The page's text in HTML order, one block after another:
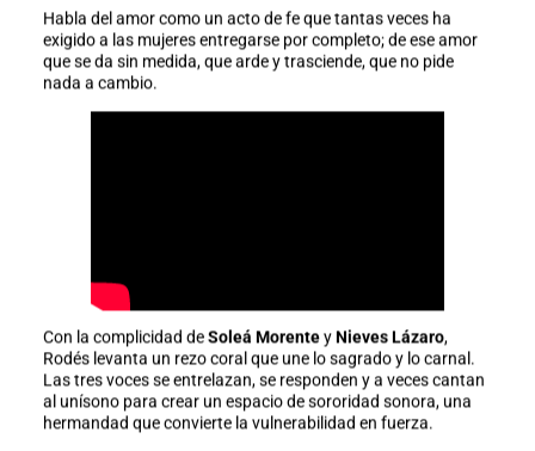
Habla del amor como un acto de fe que tantas veces ha
exigido a las mujeres entregarse por completo; de ese amor
que se da sin medida, que arde y trasciende, que no pide
nada a cambio.
Con la complicidad deSoleá Morentey Nieves Lázaro,
Rodés levanta un rezo coral que une lo sagrado y lo carnal.
Las tres voces se entrelazan, se responden y a veces cantan
al unísono para crear un espacio de sororidad sonora, una
hermandad que convierte la vulnerabilidad en fuerza.